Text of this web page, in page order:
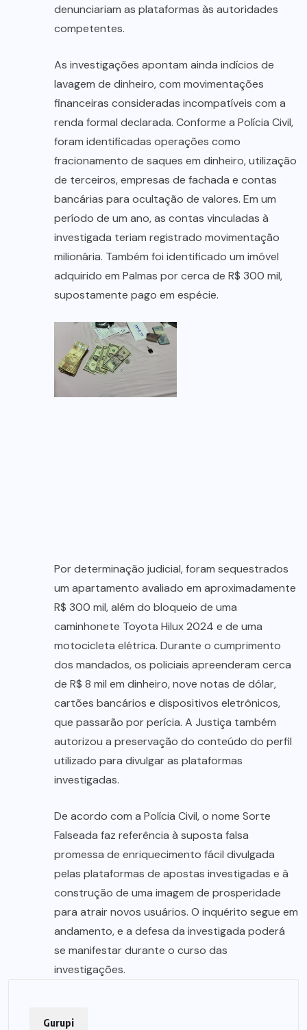
denunciariam as plataformas às autoridades
competentes.
As investigações apontam ainda indícios de
lavagem de dinheiro, com movimentações
financeiras consideradas incompatíveis com a
renda formal declarada. Conforme a Polícia Civil,
foram identificadas operações como
fracionamento de saques em dinheiro, utilização
de terceiros, empresas de fachada e contas
bancárias para ocultação de valores. Em um
período de um ano, as contas vinculadas à
investigada teriam registrado movimentação
milionária. Também foi identificado um imóvel
adquirido em Palmas por cerca de R$ 300 mil,
supostamente pago em espécie.
Por determinação judicial, foram sequestrados
um apartamento avaliado em aproximadamente
R$ 300 mil, além do bloqueio de uma
caminhonete Toyota Hilux 2024 e de uma
motocicleta elétrica. Durante o cumprimento
dos mandados, os policiais apreenderam cerca
de R$ 8 mil em dinheiro, nove notas de dólar,
cartões bancários e dispositivos eletrônicos,
que passarão por perícia. A Justiça também
autorizou a preservação do conteúdo do perfil
utilizado para divulgar as plataformas
investigadas.
De acordo com a Polícia Civil, o nome Sorte
Falseada faz referência à suposta falsa
promessa de enriquecimento fácil divulgada
pelas plataformas de apostas investigadas e à
construção de uma imagem de prosperidade
para atrair novos usuários. O inquérito segue em
andamento, e a defesa da investigada poderá
se manifestar durante o curso das
investigações.
Gurupi